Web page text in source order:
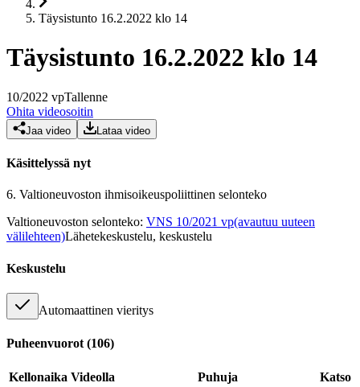
Täysistunto 16.2.2022 klo 14
Täysistunto 16.2.2022 klo 14
10/2022 vpTallenne
Ohita videosoitin
Jaa video Lataa video
Käsittelyssä nyt
6. Valtioneuvoston ihmisoikeuspoliittinen selonteko
Valtioneuvoston selonteko: VNS 10/2021 vp(avautuu uuteen
välilehteen)Lähetekeskustelu, keskustelu
Keskustelu
Automaattinen vieritys
Puheenvuorot (106)
Kellonaika Videolla Puhuja
Katso